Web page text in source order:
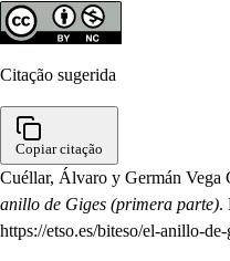
Citação sugerida
Copiar citação
Cuéllar, Álvaro y Germán Vega
anillo de Giges (primera parte).
https://etso.es/biteso/el-anillo-